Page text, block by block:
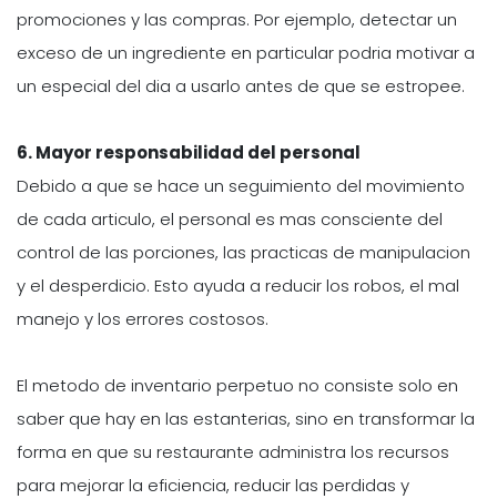
promociones y las compras. Por ejemplo, detectar un
exceso de un ingrediente en particular podria motivar a
un especial del dia a usarlo antes de que se estropee.
6. Mayor responsabilidad del personal
Debido a que se hace un seguimiento del movimiento
de cada articulo, el personal es mas consciente del
control de las porciones, las practicas de manipulacion
y el desperdicio. Esto ayuda a reducir los robos, el mal
manejo y los errores costosos.
El metodo de inventario perpetuo no consiste solo en
saber que hay en las estanterias, sino en transformar la
forma en que su restaurante administra los recursos
para mejorar la eficiencia, reducir las perdidas y